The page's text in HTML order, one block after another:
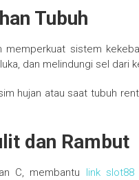
Tubuh
sistem
dan melindungi sel dari
hujan atau saat tubuh
dan Rambut
C, membantu link slot88